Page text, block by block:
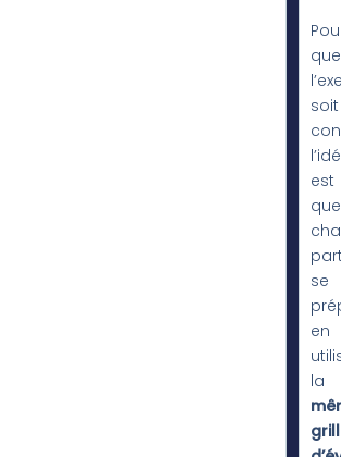
que
soit
est
que
se
en
la